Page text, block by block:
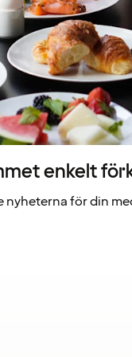
enkelt
nyheterna för din